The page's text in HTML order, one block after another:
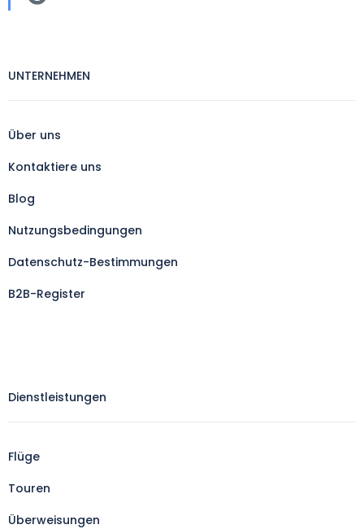
UNTERNEHMEN
Über uns
Kontaktiere uns
Blog
Nutzungsbedingungen
Datenschutz-Bestimmungen
B2B-Register
Dienstleistungen
Flüge
Touren
Überweisungen